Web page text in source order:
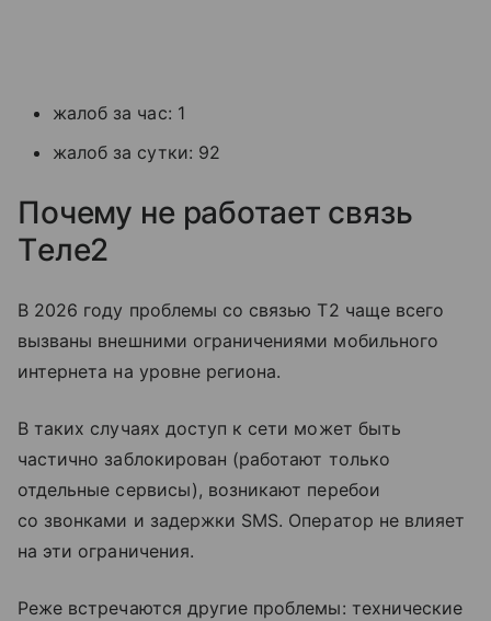
жалоб за час: 1
жалоб за сутки: 92
Почему не работает связь
Tеле2
В 2026 году проблемы со связью T2 чаще всего
вызваны внешними ограничениями мобильного
интернета на уровне региона.
В таких случаях доступ к сети может быть
частично заблокирован (работают только
отдельные сервисы), возникают перебои
со звонками и задержки SMS. Оператор не влияет
на эти ограничения.
Реже встречаются другие проблемы: технические